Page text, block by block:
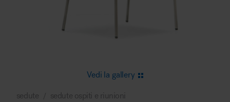
Area riunione e convegni
Vedi la gallery
sedute sedute ospiti e riunioni